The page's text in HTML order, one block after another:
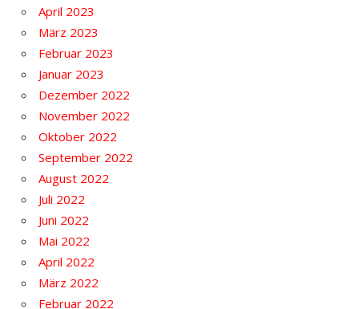
April 2023
März 2023
Februar 2023
Januar 2023
Dezember 2022
November 2022
Oktober 2022
September 2022
August 2022
Juli 2022
Juni 2022
Mai 2022
April 2022
März 2022
Februar 2022